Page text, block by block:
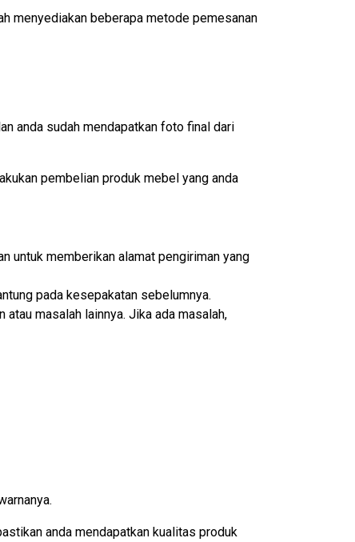
menyediakan beberapa metode pemesanan
anda sudah mendapatkan foto final dari
pembelian produk mebel yang anda
untuk memberikan alamat pengiriman yang
pada kesepakatan sebelumnya.
masalah lainnya. Jika ada masalah,
anda mendapatkan kualitas produk